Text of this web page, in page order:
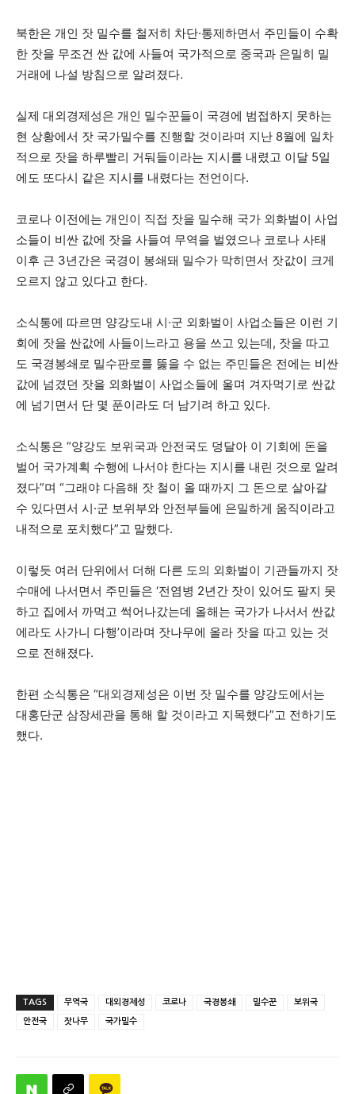
북한은 개인 잣 밀수를 철저히 차단·통제하면서 주민들이 수확
한 잣을 무조건 싼 값에 사들여 국가적으로 중국과 은밀히 밀
거래에 나설 방침으로 알려졌다.
실제 대외경제성은 개인 밀수꾼들이 국경에 범접하지 못하는
현 상황에서 잣 국가밀수를 진행할 것이라며 지난 8월에 일차
적으로 잣을 하루빨리 거둬들이라는 지시를 내렸고 이달 5일
에도 또다시 같은 지시를 내렸다는 전언이다.
코로나 이전에는 개인이 직접 잣을 밀수해 국가 외화벌이 사업
소들이 비싼 값에 잣을 사들여 무역을 벌였으나 코로나 사태
이후 근 3년간은 국경이 봉쇄돼 밀수가 막히면서 잣값이 크게
오르지 않고 있다고 한다.
소식통에 따르면 양강도내 시·군 외화벌이 사업소들은 이런 기
회에 잣을 싼값에 사들이느라고 용을 쓰고 있는데, 잣을 따고
도 국경봉쇄로 밀수판로를 뚫을 수 없는 주민들은 전에는 비싼
값에 넘겼던 잣을 외화벌이 사업소들에 울며 겨자먹기로 싼값
에 넘기면서 단 몇 푼이라도 더 남기려 하고 있다.
소식통은 “양강도 보위국과 안전국도 덩달아 이 기회에 돈을
벌어 국가계획 수행에 나서야 한다는 지시를 내린 것으로 알려
졌다”며 “그래야 다음해 잣 철이 올 때까지 그 돈으로 살아갈
수 있다면서 시·군 보위부와 안전부들에 은밀하게 움직이라고
내적으로 포치했다”고 말했다.
이렇듯 여러 단위에서 더해 다른 도의 외화벌이 기관들까지 잣
수매에 나서면서 주민들은 ‘전염병 2년간 잣이 있어도 팔지 못
하고 집에서 까먹고 썩어나갔는데 올해는 국가가 나서서 싼값
에라도 사가니 다행’이라며 잣나무에 올라 잣을 따고 있는 것
으로 전해졌다.
한편 소식통은 “대외경제성은 이번 잣 밀수를 양강도에서는
대홍단군 삼장세관을 통해 할 것이라고 지목했다”고 전하기도
했다.
TAGS 무역국 대외경제성 코로나 국경봉쇄 밀수꾼 보위국
안전국 잣나무 국가밀수